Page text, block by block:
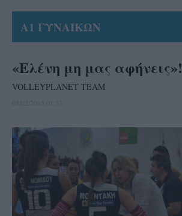
Α1 ΓΥΝΑΙΚΩΝ
«Ελένη μη μας αφήνεις»!
VOLLEYPLANET TEAM